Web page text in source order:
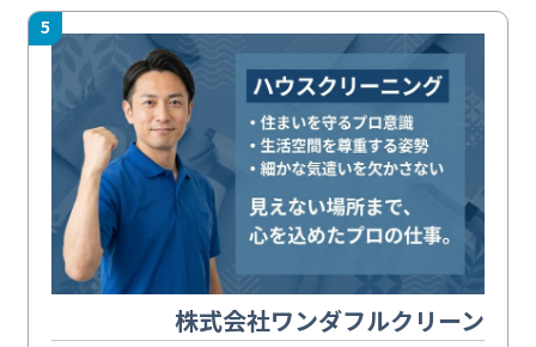
5
株式会社ワンダフルクリーン